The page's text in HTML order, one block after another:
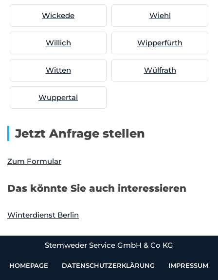
Wickede Wiehl
Willich Wipperfürth
Witten Wülfrath
Wuppertal
Jetzt Anfrage stellen
Zum Formular
Das könnte Sie auch interessieren
Winterdienst Berlin
Stemweder Service GmbH & Co KG
HOMEPAGE DATENSCHUTZERKLÄRUNG IMPRESSUM